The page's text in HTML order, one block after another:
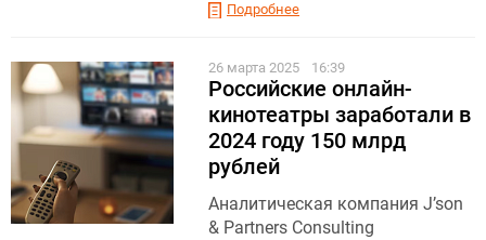
Подробнее
26 марта 2025 16:39
Российские онлайн-
кинотеатры заработали в
2024 году 150 млрд
рублей
Аналитическая компания J’son
& Partners Consulting